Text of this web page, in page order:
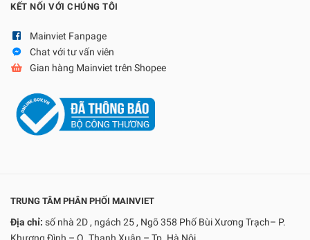
KẾT NỐI VỚI CHÚNG TÔI
Mainviet Fanpage
Chat với tư vấn viên
Gian hàng Mainviet trên Shopee
TRUNG TÂM PHÂN PHỐI MAINVIET
Địa chỉ: số nhà 2D , ngách 25 , Ngõ 358 Phố Bùi Xương Trạch– P.